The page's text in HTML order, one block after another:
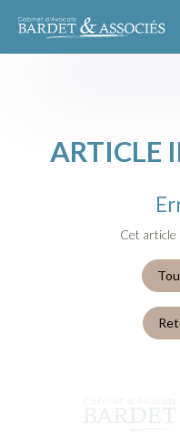
ARTICLE
Cet article